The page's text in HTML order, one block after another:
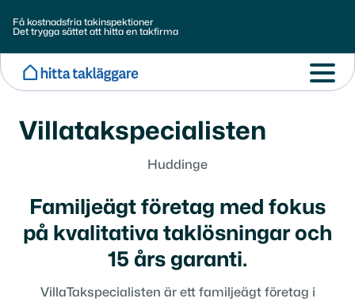
Få kostnadsfria takinspektioner
Det trygga sättet att hitta en takfirma
Villatakspecialisten
Huddinge
Familjeägt företag med fokus
på kvalitativa taklösningar och
15 års garanti.
​VillaTakspecialisten är ett familjeägt företag i